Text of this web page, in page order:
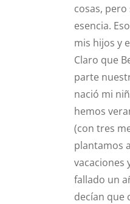
cosas, pero
esencia.
mis hijos y
Claro que
parte
nació mi
hemos
(con tres
plantamos
vacaciones
fallado un
decían que